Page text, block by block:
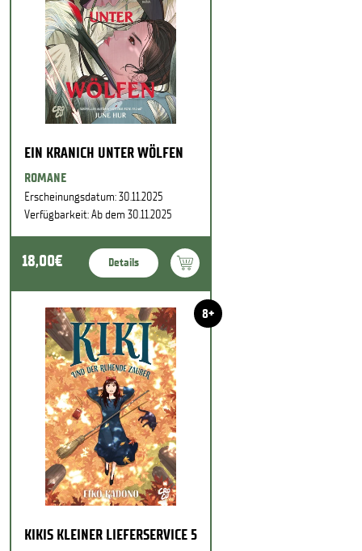
EIN KRANICH UNTER WÖLFEN
ROMANE
Erscheinungsdatum: 30.11.2025
Verfügbarkeit: Ab dem 30.11.2025
18,00€ Details
8+
KIKIS KLEINER LIEFERSERVICE 5